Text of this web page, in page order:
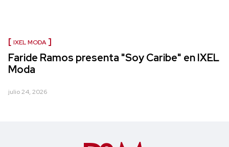
IXEL MODA
Faride Ramos presenta "Soy Caribe" en IXEL
Moda
julio 24, 2026